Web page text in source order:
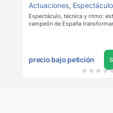
Actuaciones,
Espectáculo, técnica y ritmo:
campeón de España
precio bajo petición